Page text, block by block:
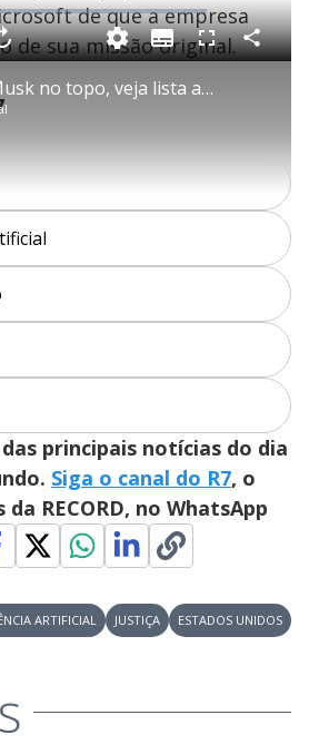
de que a empresa
de sua missão original.
P
l
a
y
V
i
d
e
o
Com Elon Musk no topo, veja lista atualizada das pessoas mais ricas do mundo
a
S
u
b
i
t
F
l
C
o
principais notícias do dia
Siga o canal do R7, o
RECORD, no WhatsApp
ARTIFICIAL JUSTIÇA ESTADOS UNIDOS